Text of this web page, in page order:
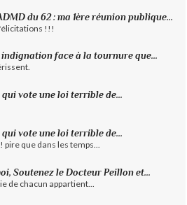
du 62 : ma 1ère réunion publique...
!!!
face à la tournure que...
qui vote une loi terrible de...
qui vote une loi terrible de...
que dans les temps...
Soutenez le Docteur Peillon et...
de chacun appartient...